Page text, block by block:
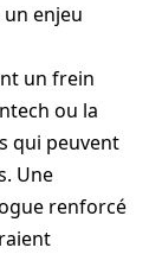
enjeu
un frein
ou la
qui peuvent
Une
renforcé